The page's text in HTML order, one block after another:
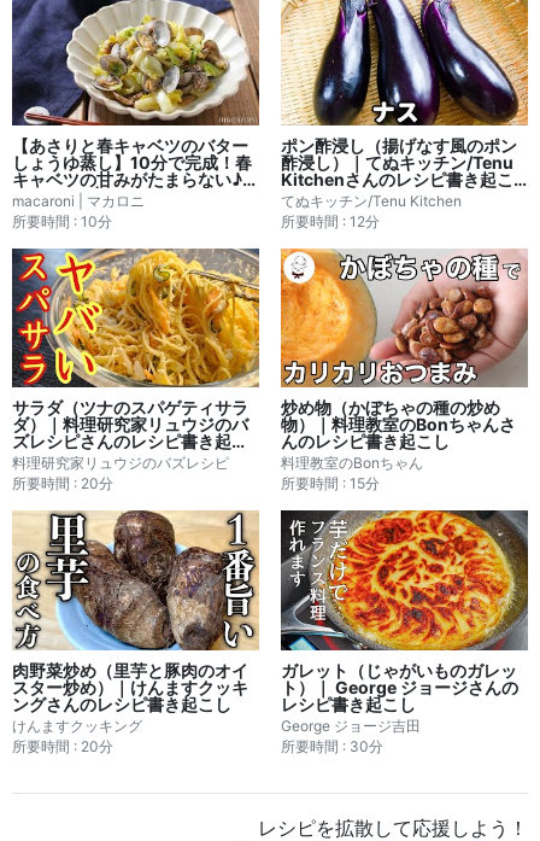
【あさりと春キャベツのバター
しょうゆ蒸し】10分で完成！春
キャベツの甘みがたまらない♪｜
macaroni | マカロニさんのレシ
ピ書き起こし
macaroni | マカロニ
所要時間 : 10分
ポン酢浸し（揚げなす風のポン
酢浸し）｜てぬキッチン/Tenu
Kitchenさんのレシピ書き起こ
し
てぬキッチン/Tenu Kitchen
所要時間 : 12分
サラダ（ツナのスパゲティサラ
ダ）｜料理研究家リュウジのバ
ズレシピさんのレシピ書き起こ
し
料理研究家リュウジのバズレシピ
所要時間 : 20分
炒め物（かぼちゃの種の炒め
物）｜料理教室のBonちゃんさ
んのレシピ書き起こし
料理教室のBonちゃん
所要時間 : 15分
肉野菜炒め（里芋と豚肉のオイ
スター炒め）｜けんますクッキ
ングさんのレシピ書き起こし
けんますクッキング
所要時間 : 20分
ガレット（じゃがいものガレッ
ト）｜ George ジョージさんの
レシピ書き起こし
George ジョージ吉田
所要時間 : 30分
レシピを拡散して応援しよう！